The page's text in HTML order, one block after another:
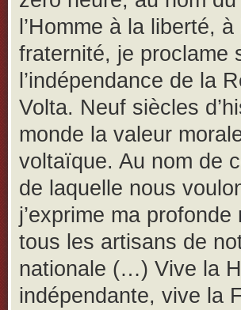
l’Homme à la liberté,
fraternité, je proclame
l’indépendance de la
Volta. Neuf siècles
monde la valeur
voltaïque. Au nom de
de laquelle nous
j’exprime ma
tous les artisans de
nationale (…) Vive la
indépendante, vive la